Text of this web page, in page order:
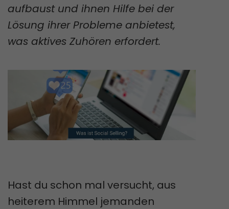
aufbaust und ihnen Hilfe bei der
Lösung ihrer Probleme anbietest,
was aktives Zuhören erfordert.
Hast du schon mal versucht, aus
heiterem Himmel jemanden